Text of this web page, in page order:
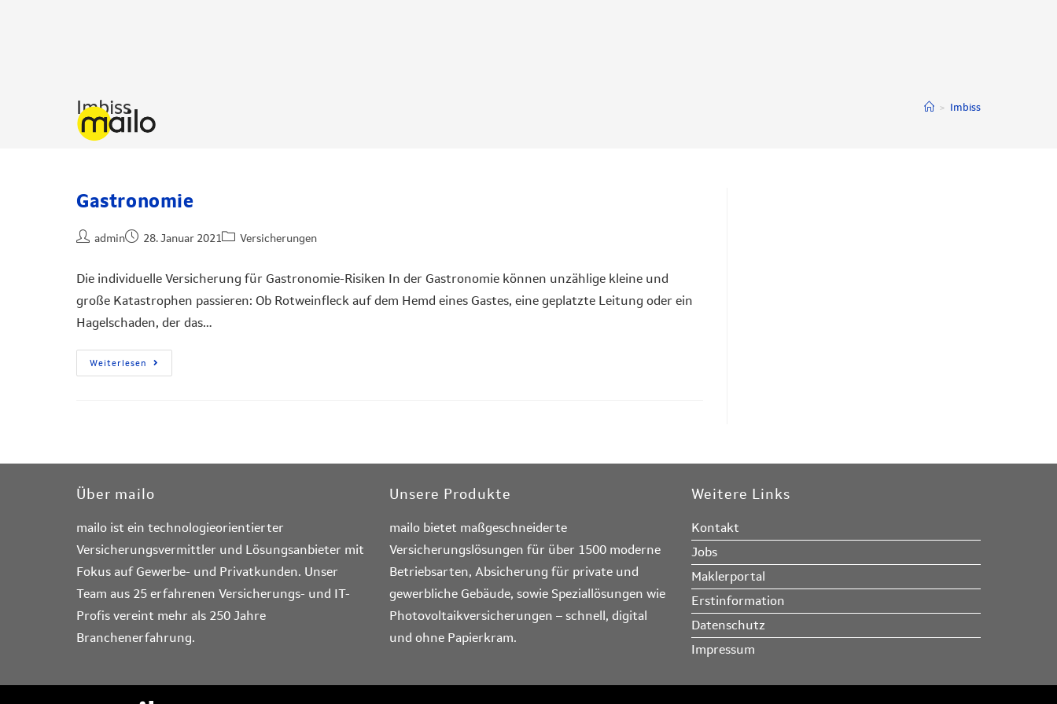
Imbiss > Imbiss
Gastronomie
admin 28. Januar 2021 Versicherungen
Die individuelle Versicherung für Gastronomie-Risiken In der Gastronomie können unzählige kleine und
große Katastrophen passieren: Ob Rotweinfleck auf dem Hemd eines Gastes, eine geplatzte Leitung oder ein
Hagelschaden, der das…
Weiterlesen
Über mailo
mailo ist ein technologieorientierter
Versicherungsvermittler und Lösungsanbieter mit
Fokus auf Gewerbe- und Privatkunden. Unser
Team aus 25 erfahrenen Versicherungs- und IT-
Profis vereint mehr als 250 Jahre
Branchenerfahrung.
Unsere Produkte
mailo bietet maßgeschneiderte
Versicherungslösungen für über 1500 moderne
Betriebsarten, Absicherung für private und
gewerbliche Gebäude, sowie Speziallösungen wie
Photovoltaikversicherungen – schnell, digital
und ohne Papierkram.
Weitere Links
Kontakt
Jobs
Maklerportal
Erstinformation
Datenschutz
Impressum